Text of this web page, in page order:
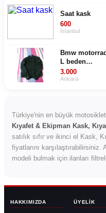
Saat kask
600
İstanbul
Bmw motorrad
L beden
korumalı
MONT
3.000
Ankara
Türkiye'nin en büyük
Kıyafet & Ekipman Kask,
satılık sıfır ve ikinci el Kask,
fiyatlarını karşılaştırabilirsiniz.
modeli bulmak için ilanları
HAKKIMIZDA ÜYELIK